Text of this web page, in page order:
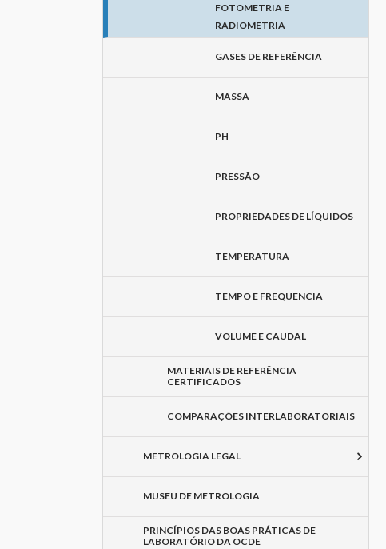
FOTOMETRIA E
RADIOMETRIA
GASES DE REFERÊNCIA
MASSA
PH
PRESSÃO
PROPRIEDADES DE LÍQUIDOS
TEMPERATURA
TEMPO E FREQUÊNCIA
VOLUME E CAUDAL
MATERIAIS DE REFERÊNCIA
CERTIFICADOS
COMPARAÇÕES INTERLABORATORIAIS
METROLOGIA LEGAL
MUSEU DE METROLOGIA
PRINCÍPIOS DAS BOAS PRÁTICAS DE
LABORATÓRIO DA OCDE